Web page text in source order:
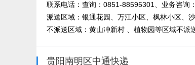
联系电话：查询：0851-88595301、业务咨询
派送区域：银通花园、万江小区、枫林小区、
不派送区域：黄山冲新村 、植物园等区域不派送
贵阳南明区中通快递